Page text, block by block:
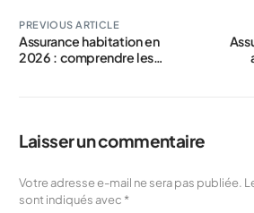
PREVIOUS ARTICLE
Assurance habitation en
2026 : comprendre les
Laisser un commentaire
Votre adresse e-mail ne sera pas publiée.
sont indiqués avec *